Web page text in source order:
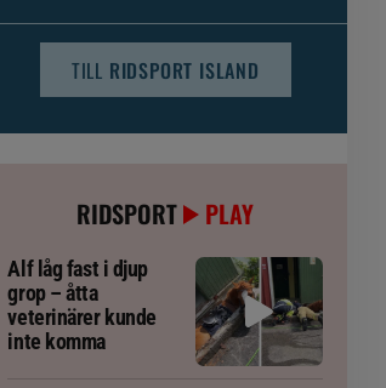
TILL RIDSPORT ISLAND
RIDSPORT PLAY
Alf låg fast i djup
grop – åtta
veterinärer kunde
inte komma